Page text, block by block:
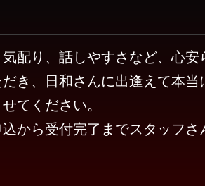
配り、話しやすさなど、心安
き、日和さんに出逢えて本当
てください。
から受付完了までスタッフさ